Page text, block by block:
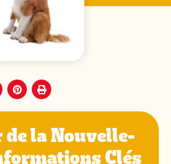
la Nouvelle-
Clés